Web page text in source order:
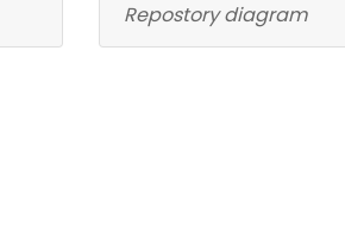
Repostory diagram